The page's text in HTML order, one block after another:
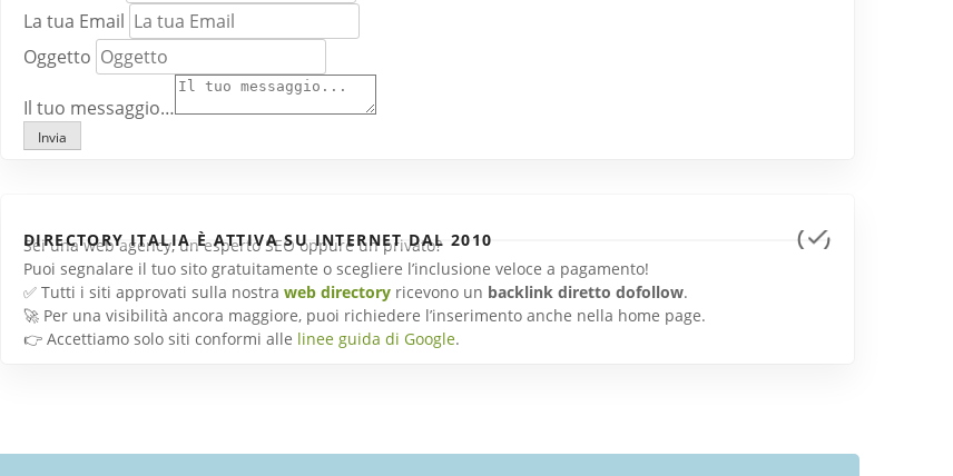
La tua Email
Oggetto
Il tuo messaggio…
Invia
DIRECTORY ITALIA È ATTIVA SU INTERNET DAL 2010
Sei una web agency, un esperto SEO oppure un privato?
Puoi segnalare il tuo sito gratuitamente o scegliere l’inclusione veloce a pagamento!
✅ Tutti i siti approvati sulla nostra web directoryricevono un backlink diretto dofollow.
🚀 Per una visibilità ancora maggiore, puoi richiedere l’inserimento anche nella home page.
👉 Accettiamo solo siti conformi alle linee guida di Google.